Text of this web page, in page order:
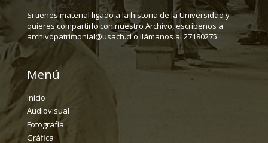
Si tienes material ligado a la historia de la Universidad y
quieres compartirlo con nuestro Archivo, escríbenos a
archivopatrimonial@usach.cl o llámanos al 27180275.
Menú
Inicio
Audiovisual
Fotografía
Gráfica